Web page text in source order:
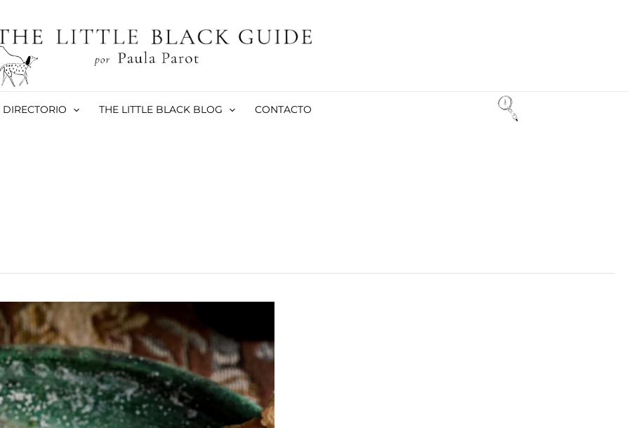
DIRECTORIO THE LITTLE BLACK BLOG CONTACTO